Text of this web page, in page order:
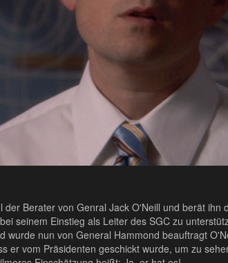
der Berater von Genral Jack O'Neill und berät ihn
seinem Einstieg als Leiter des SGC zu
wurde nun von General Hammond beauftragt
er vom Präsidenten geschickt wurde, um zu